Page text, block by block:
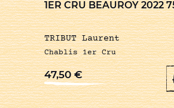
1ER CRU BEAUROY 2022
TRIBUT Laurent
Chablis 1er Cru
47,50€